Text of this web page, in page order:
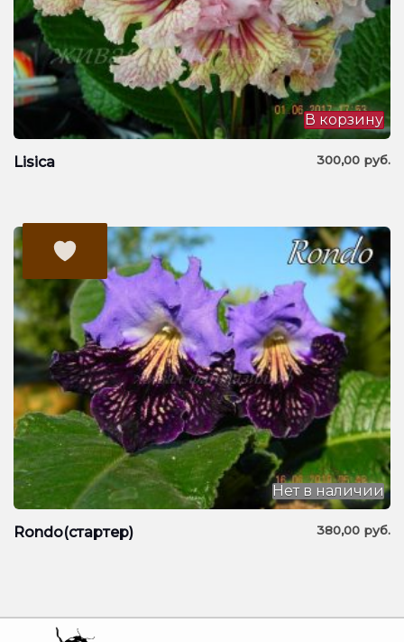
Lisica 300,00 руб.
В корзину
Rondo(стартер) 380,00 руб.
Нет в наличии